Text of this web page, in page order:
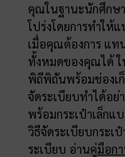
คุณในฐานะนักศึกษ
โปร่งโดยการทำให้
เมื่อคุณต้องการ แท
ทั้งหมดของคุณได้ ใ
พิถีพิถันพร้อมช่องเ
จัดระเบียบทำได้อย่
พร้อมกระเป๋าเล็กแ
วิธีจัดระเบียบกระเ
ระเบียบ อ่านคู่มือก